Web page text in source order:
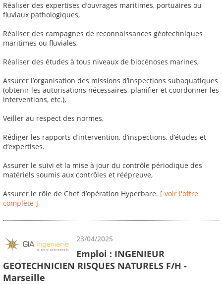
Réaliser des expertises d’ouvrages maritimes, portuaires ou
fluviaux pathologiques,
Réaliser des campagnes de reconnaissances géotechniques
maritimes ou fluviales,
Réaliser des études à tous niveaux de biocénoses marines,
Assurer l’organisation des missions d’inspections subaquatiques
(obtenir les autorisations nécessaires, planifier et coordonner les
interventions, etc.),
Veiller au respect des normes,
Rédiger les rapports d’intervention, d’inspections, d’études et
d’expertises.
Assurer le suivi et la mise à jour du contrôle périodique des
matériels soumis aux contrôles et réépreuve,
Assurer le rôle de Chef d’opération Hyperbare. [ voir l'offre
complète ]
23/04/2025
Emploi : INGENIEUR
GEOTECHNICIEN RISQUES NATURELS F/H -
Marseille